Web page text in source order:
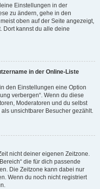
Einstellungen in der
zu ändern, gehe in den
oben auf der Seite angezeigt,
Dort kannst du alle deine
in der Online-Liste
den Einstellungen eine Option
verbergen“. Wenn du diese
Moderatoren und du selbst
unsichtbarer Besucher gezählt.
nicht deiner eigenen Zeitzone.
die für dich passende
Die Zeitzone kann dabei nur
Wenn du noch nicht registriert